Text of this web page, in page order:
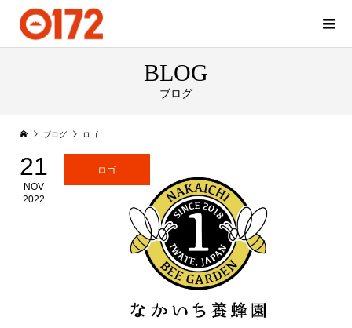
BLOG
ブログ
ブログ ロゴ
21
NOV
2022
ロゴ